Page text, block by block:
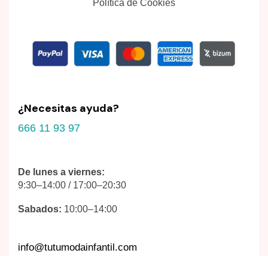
Política de Cookies
¿Necesitas ayuda?
666 11 93 97
De lunes a viernes:
9:30–14:00 / 17:00–20:30
Sabados: 10:00–14:00
info@tutumodainfantil.com